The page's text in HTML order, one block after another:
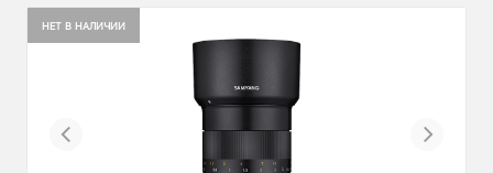
НЕТ В НАЛИЧИИ
Previous Next